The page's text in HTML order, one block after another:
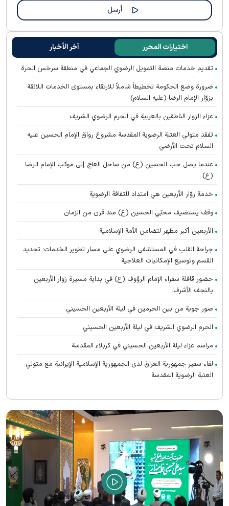
اختيارات المحرر آخر الأخبار
تقديم خدمات منصة التمويل الرضوي الجماعي في منطقة سرخس الحرة
ضرورة وضع الحكومة تخطيطاً شاملاً للارتقاء بمستوى الخدمات اللائقة
بزوّار الإمام الرضا (عليه السلام)
عزاء الزوار الناطقين بالعربية في الحرم الرضوي الشریف
تفقد متولي العتبة الرضوية المقدسة مشروع رواق الإمام الحسين عليه
السلام تحت الأرضي
عندما يصل حب الحسين (ع) من ساحل العاج إلى موكب الإمام الرضا
(ع)
خدمة زوّار الأربعين هي امتداد للثقافة الرضوية
وقف يستضيف محبّي الحسين (ع) منذ قرن من الزمان
الأربعين أكبر مظهر لتضامن الأمة الإسلامية
جراحة القلب في المستشفى الرضوي على مسار تطوير الخدمات؛ تجديد
القسم وتوسيع الإمكانيات العلاجية
حضور قافلة سفراء الإمام الرؤوف (ع) في بدایة مسيرة زوار الأربعين
بالنجف الأشرف.
صور جوية من بين الحرمين في ليلة الأربعين الحسيني
الحرم الرضوي الشریف في ليلة الأربعين الحسيني
مراسم عزاء ليلة الأربعين الحسيني في كربلاء المقدسة
لقاء سفير جمهورية العراق لدى الجمهورية الإسلامية الإيرانية مع متولي
العتبة الرضوية المقدسة
تشارك جامعة الإمام الرضا (ع) الدولية في ندوة دبلوماسية الزيارة الدولیة
زارت قافلة سفراء الإمام الرؤوف عليه السلام مستشفى السيدة بتول في
مدينة الكوت
حضور قافلة سفراء الإمام الرؤوف عليه السلام بين القائمين على المواكب
في مدينة الكوت
المطبخ المركزي للعتبة الرضوية المقدسة في منفذ مهران